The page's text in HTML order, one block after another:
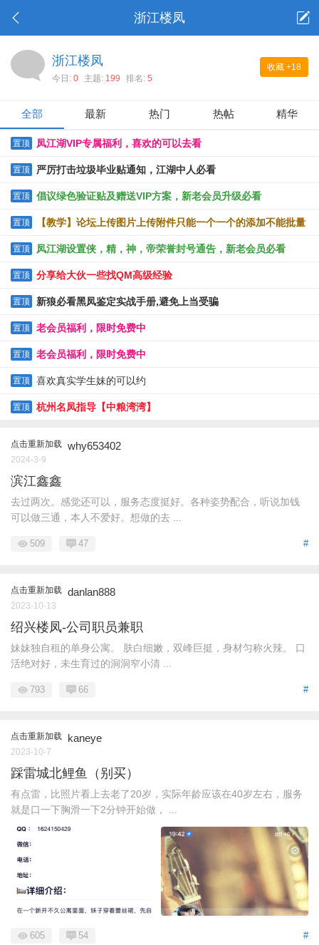
浙江楼凤
收藏 +18
浙江楼凤
今日: 0 主题: 199 排名: 5
全部 最新 热门 热帖 精华
置顶 凤江湖VIP专属福利，喜欢的可以去看
置顶 严厉打击垃圾毕业贴通知，江湖中人必看
置顶 倡议绿色验证贴及赠送VIP方案，新老会员升级必看
置顶 【教学】论坛上传图片上传附件只能一个一个的添加不能批量
上传的解决办法
置顶 凤江湖设置侠，精，神，帝荣誉封号通告，新老会员必看
置顶 分享给大伙一些找QM高级经验
置顶 新狼必看黑凤鉴定实战手册,避免上当受骗
置顶 老会员福利，限时免费中
置顶 老会员福利，限时免费中
置顶 喜欢真实学生妹的可以约
置顶 杭州名凤指导【中粮湾湾】
点击重新加载 why653402
2024-3-9
滨江鑫鑫
去过两次。感觉还可以，服务态度挺好。各种姿势配合，听说加钱
可以做三通，本人不爱好。想做的去 ...
#
509 47
点击重新加载 danlan888
2023-10-13
绍兴楼凤-公司职员兼职
妹妹独自租的单身公寓。 肤白细嫩，双峰巨挺，身材匀称火辣。 口
活绝对好，未生育过的洞洞窄小清 ...
#
793 66
点击重新加载 kaneye
2023-10-7
踩雷城北鲤鱼（别买）
有点雷，比照片看上去老了20岁，实际年龄应该在40岁左右，服务
就是口一下胸滑一下2分钟开始做， ...
#
605 54